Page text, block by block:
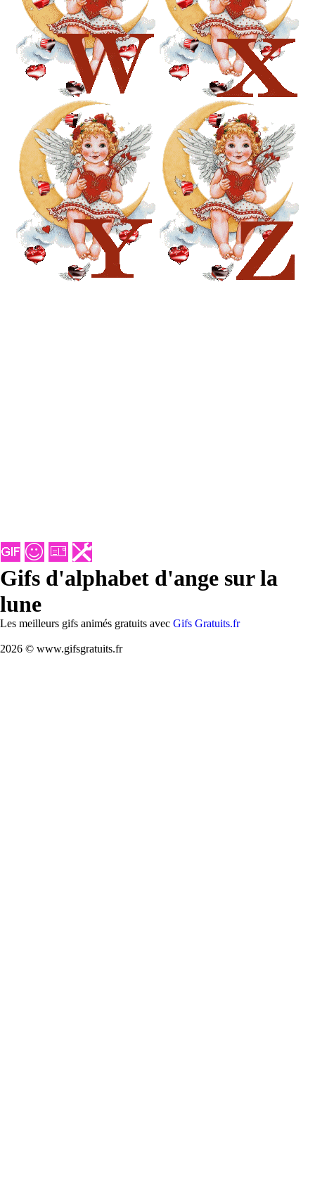
Gifs d'alphabet d'ange sur la
lune
Les meilleurs gifs animés gratuits avec Gifs Gratuits.fr
2026 © www.gifsgratuits.fr